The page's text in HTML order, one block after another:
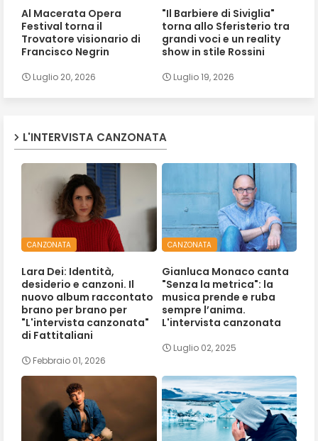
Al Macerata Opera
Festival torna il
Trovatore visionario di
Francisco Negrin
Luglio 20, 2026
"Il Barbiere di Siviglia"
torna allo Sferisterio tra
grandi voci e un reality
show in stile Rossini
Luglio 19, 2026
L'INTERVISTA CANZONATA
CANZONATA
Lara Dei: Identità,
desiderio e canzoni. Il
nuovo album raccontato
brano per brano per
"L'intervista canzonata"
di Fattitaliani
Febbraio 01, 2026
CANZONATA
Gianluca Monaco canta
"Senza la metrica": la
musica prende e ruba
sempre l’anima.
L'intervista canzonata
Luglio 02, 2025